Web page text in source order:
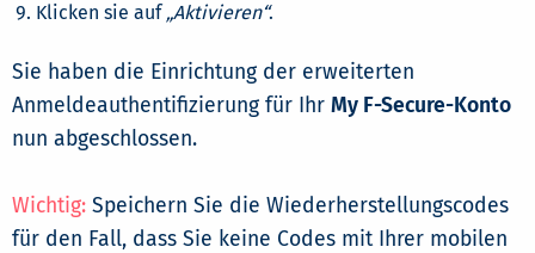
Klicken sie auf„Aktivieren“.
Sie haben die Einrichtung der erweiterten
Anmeldeauthentifizierung für Ihr My F-Secure-Konto
nun abgeschlossen.
Wichtig: Speichern Sie die Wiederherstellungscodes
für den Fall, dass Sie keine Codes mit Ihrer mobilen